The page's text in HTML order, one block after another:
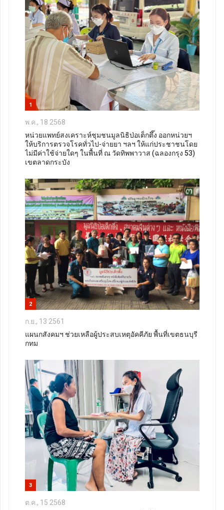
1
พ.ค., 18 2568
หน่วยแพทย์สงเคราะห์ชุมชนมูลนิธิป่อเต็กตึ๊ง ออกหน่วยฯ
ให้บริการตรวจโรคทั่วไป-จ่ายยา ฯลฯ ให้แก่ประชาชนโดย
ไม่มีค่าใช้จ่ายใดๆ ในพื้นที่ ณ วัดทิพพาวาส (ฉลองกรุง 53)
เขตลาดกระบัง
2
ก.ย., 13 2561
แผนกสังคมฯ ช่วยเหลือผู้ประสบเหตุอัคคีภัย พื้นที่เขตธนบุรี
กทม
3
ต.ค., 15 2568